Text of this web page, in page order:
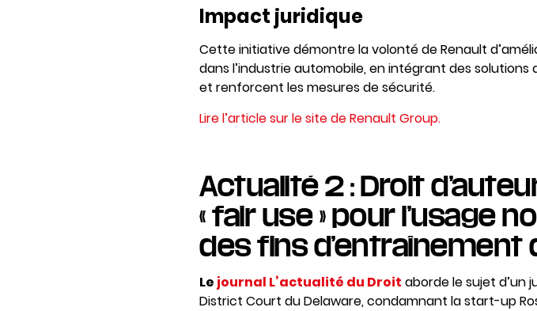
Impact juridique
Cette initiative démontre la volonté de Renault
dans l’industrie automobile, en intégrant des
et renforcent les mesures de sécurité.
Lire l’article sur le site de Renault Group.
Actualité 2 : Droit
« fair use » pour l’usage
des fins d’entraînement
Le journal L’actualité du Droit aborde le sujet d’un
District Court du Delaware, condamnant la start-up